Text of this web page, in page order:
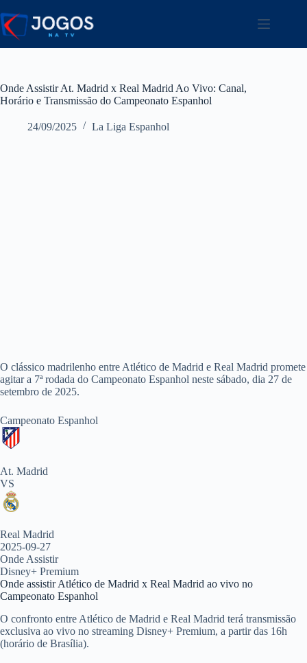
para
o
conteúdo
Onde Assistir At. Madrid x Real Madrid Ao Vivo: Canal,
Horário e Transmissão do Campeonato Espanhol
24/09/2025 La Liga Espanhol
O clássico madrilenho entre Atlético de Madrid e Real Madrid promete
agitar a 7ª rodada do Campeonato Espanhol neste sábado, dia 27 de
setembro de 2025.
Campeonato Espanhol
At. Madrid
VS
Real Madrid
2025-09-27
Onde Assistir
Disney+ Premium
Onde assistir Atlético de Madrid x Real Madrid ao vivo no
Campeonato Espanhol
O confronto entre Atlético de Madrid e Real Madrid terá transmissão
exclusiva ao vivo no streaming Disney+ Premium, a partir das 16h
(horário de Brasília).